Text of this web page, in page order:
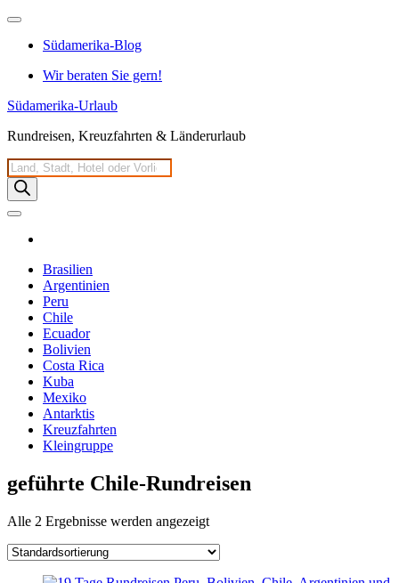
Zum
springenSüdamerika-Blog
Wir beraten Sie gern!
Südamerika-Urlaub
Rundreisen, Kreuzfahrten & Länderurlaub
Products
search
Brasilien
Argentinien
Peru
Chile
Ecuador
Bolivien
Costa Rica
Kuba
Mexiko
Antarktis
Kreuzfahrten
Kleingruppe
geführte Chile-Rundreisen
Alle 2 Ergebnisse werden angezeigt